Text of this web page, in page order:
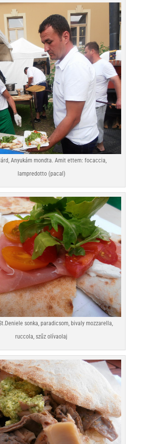
Anyukám mondta. Amit ettem: focaccia,
lampredotto (pacal)
sonka, paradicsom, bivaly mozzarella,
ruccola, szűz olívaolaj